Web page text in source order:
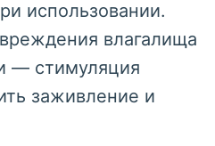
использовании.
влагалища
— стимуляция
заживление и